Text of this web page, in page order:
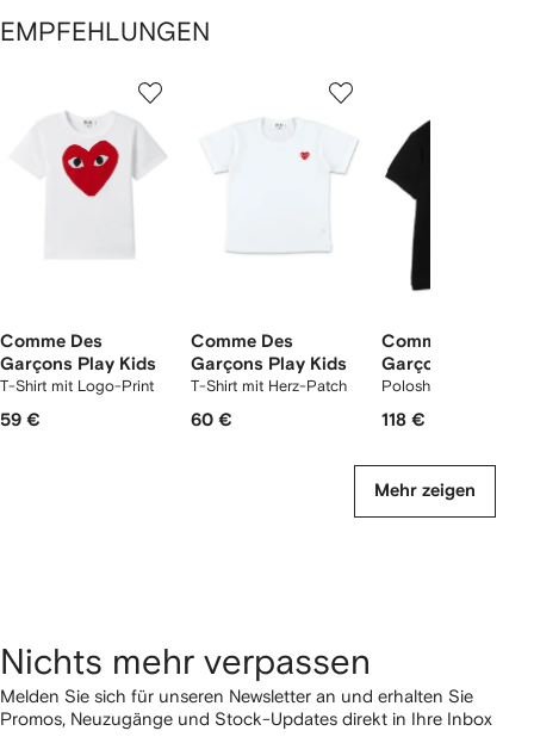
EMPFEHLUNGEN
Comme Des
Garçons Play Kids
T-Shirt mit Logo-Print
59 €
Comme Des
Garçons Play Kids
T-Shirt mit Herz-Patch
60 €
Comme Des
Garçons Play
Poloshirt mit Herz-
118 €
Mehr zeigen
Nichts mehr verpassen
Melden Sie sich für unseren Newsletter an und erhalten Sie
Promos, Neuzugänge und Stock-Updates direkt in Ihre Inbox